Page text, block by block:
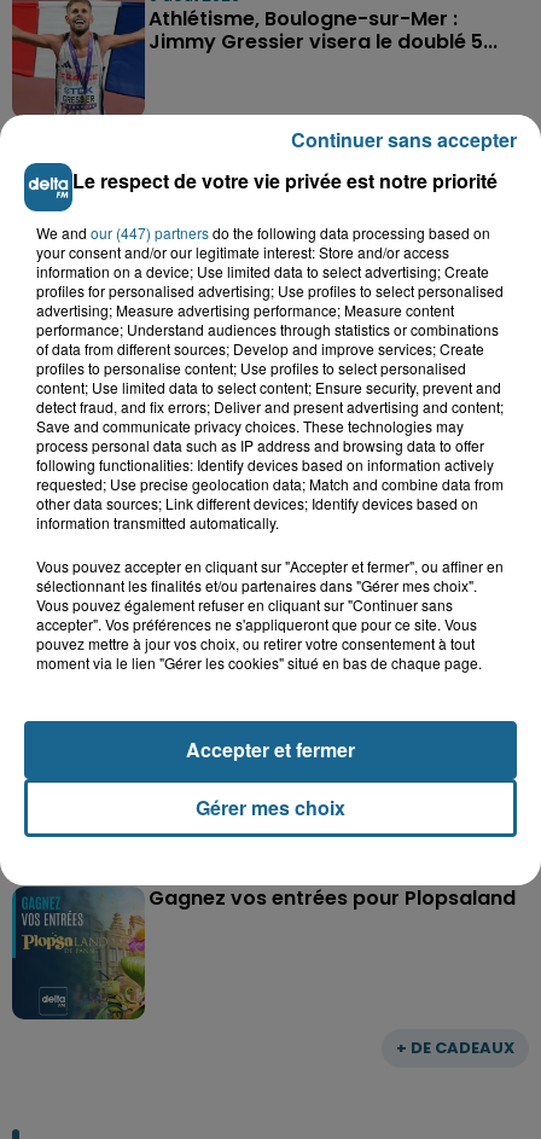
Athlétisme, Boulogne-sur-Mer :
Jimmy Gressier visera le doublé 5...
A GAGNER
+ DE CADEAUX
Grand jeu de l'été : les cabines de plages
Gagnez vos entrées pour Dennlys
Parc
Gagnez vos entrées pour le parc
Bagatelle
Gagnez vos entrées pour Plopsaland
Le respect de votre vie privée est notre priorité
We and our (447) partnersdo the following data processing based on
your consent and/or our legitimate interest: Store and/or access
information on a device; Use limited data to select advertising; Create
profiles for personalised advertising; Use profiles to select personalised
advertising; Measure advertising performance; Measure content
performance; Understand audiences through statistics or combinations
of data from different sources; Develop and improve services; Create
profiles to personalise content; Use profiles to select personalised
content; Use limited data to select content; Ensure security, prevent and
detect fraud, and fix errors; Deliver and present advertising and content;
Save and communicate privacy choices. These technologies may
process personal data such as IP address and browsing data to offer
following functionalities: Identify devices based on information actively
requested; Use precise geolocation data; Match and combine data from
other data sources; Link different devices; Identify devices based on
information transmitted automatically.
Vous pouvez accepter en cliquant sur "Accepter et fermer", ou affiner en
sélectionnant les finalités et/ou partenaires dans "Gérer mes choix".
Vous pouvez également refuser en cliquant sur "Continuer sans
accepter". Vos préférences ne s'appliqueront que pour ce site. Vous
pouvez mettre à jour vos choix, ou retirer votre consentement à tout
moment via le lien "Gérer les cookies" situé en bas de chaque page.
Gérer mes choix
Accepter et fermer
Continuer sans accepter